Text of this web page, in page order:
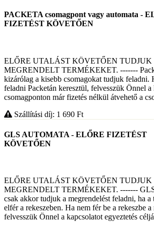
PACKETA csomagpont vagy automata -
FIZETÉST KÖVETŐEN
ELŐRE UTALÁST KÖVETŐEN
MEGRENDELT TERMÉKEKET. -------
kizárólag a kisebb csomagokat tudjuk feladni.
feladni Packetán keresztül, felvesszük Önnel
csomagponton már fizetés nélkül átvehető a
Szállítási díj: 1 690 Ft
GLS AUTOMATA - ELŐRE FIZETÉST
KÖVETŐEN
ELŐRE UTALÁST KÖVETŐEN
MEGRENDELT TERMÉKEKET. -------
csak akkor tudjuk a megrendelést feladni, ha a
elfér a rekeszeben. Ha nem fér be a rekeszbe
felvesszük Önnel a kapcsolatot egyeztetés